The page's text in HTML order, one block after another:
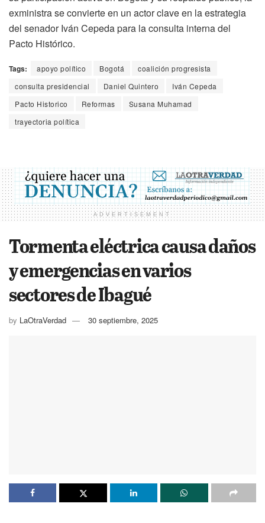
exministra se convierte en un actor clave en la estrategia
del senador Iván Cepeda para la consulta interna del
Pacto Histórico.
Tags: apoyo político Bogotá
coalición progresista
consulta presidencial
Daniel Quintero
Iván Cepeda
Pacto Historico
Reformas
Susana Muhamad
trayectoria política
ADVERTISEMENT
Tormenta eléctrica causa daños
y emergencias en varios
sectores de Ibagué
by LaOtraVerdad 30 septiembre, 2025